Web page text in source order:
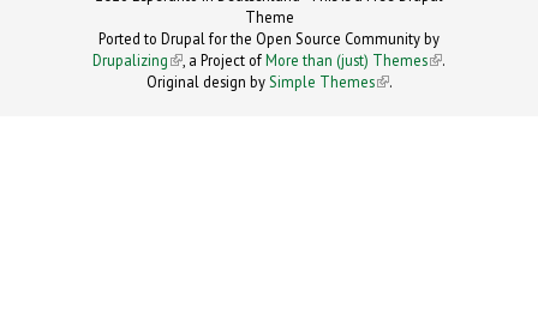
Theme
Ported to Drupal for the Open Source Community by
Drupalizing(link is external)
, a Project ofMore than (just) Themes (link is
.
Original design bySimple Themes
(link is
.